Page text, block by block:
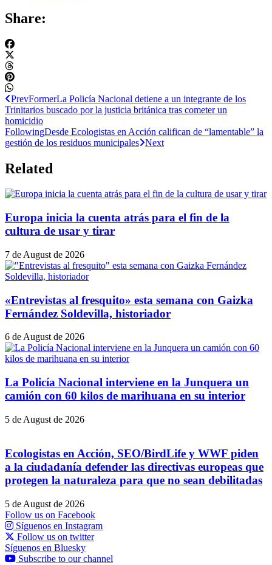
Share:
PrevFormerLa Policía Nacional detiene a un integrante de los
Trinitarios buscado por la justicia británica tras cometer un
homicidio
FollowingDesde Ecologistas en Acción califican de “lamentable” la
gestión de los residuos municipales Next
Related
Europa inicia la cuenta atrás para el fin de la
cultura de usar y tirar
7 de August de 2026
«Entrevistas al fresquito» esta semana con Gaizka
Fernández Soldevilla, historiador
6 de August de 2026
La Policía Nacional interviene en la Junquera un
camión con 60 kilos de marihuana en su interior
5 de August de 2026
Ecologistas en Acción, SEO/BirdLife y WWF piden
a la ciudadanía defender las directivas europeas que
protegen la naturaleza para que no sean debilitadas
5 de August de 2026
Follow us on Facebook
Síguenos en Instagram
Follow us on twitter
Síguenos en Bluesky
Subscribe to our channel